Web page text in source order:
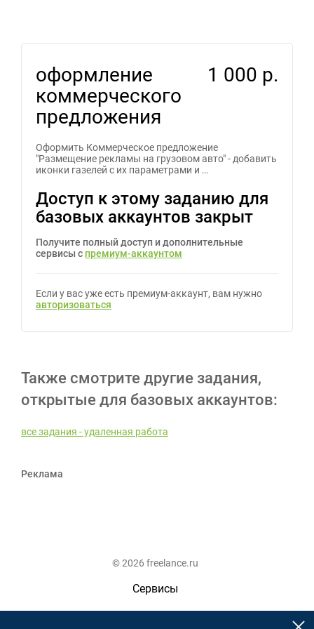
оформление
коммерческого
предложения
1 000 р.
Оформить Коммерческое предложение
"Размещение рекламы на грузовом авто" - добавить
иконки газелей с их параметрами и …
Доступ к этому заданию для
базовых аккаунтов закрыт
Получите полный доступ и дополнительные
сервисы с премиум-аккаунтом
Если у вас уже есть премиум-аккаунт, вам нужно
авторизоваться
Также смотрите другие задания,
открытые для базовых аккаунтов:
все задания - удаленная работа
Реклама
© 2026 freelance.ru
Сервисы
Помощь